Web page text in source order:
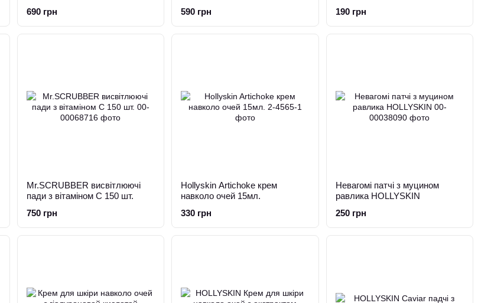
690 грн 590 грн 190 грн
Mr.SCRUBBER висвітлюючі
пади з вітаміном С 150 шт.
750 грн
Hollyskin Artichoke крем
навколо очей 15мл.
330 грн
Невагомі патчі з муцином
равлика HOLLYSKIN
250 грн